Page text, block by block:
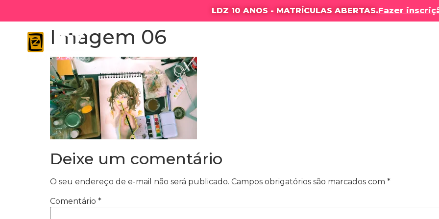
LDZ 10 ANOS - MATRÍCULAS ABERTAS.Fazer
Imagem 06
Deixe um comentário
O seu endereço de e-mail não será publicado. Campos obrigatórios são marcados com *
Comentário *